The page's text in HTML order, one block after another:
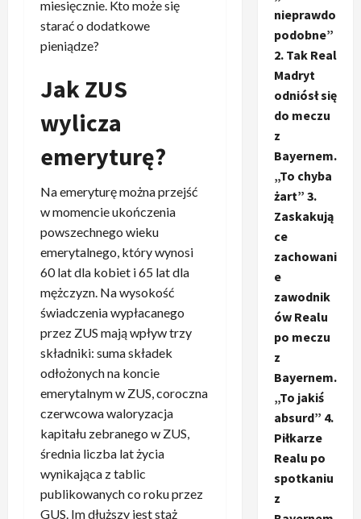
miesięcznie. Kto może się
starać o dodatkowe
pieniądze?
Jak ZUS
wylicza
emeryturę?
Na emeryturę można przejść
w momencie ukończenia
powszechnego wieku
emerytalnego, który wynosi
60 lat dla kobiet i 65 lat dla
mężczyzn. Na wysokość
świadczenia wypłacanego
przez ZUS mają wpływ trzy
składniki: suma składek
odłożonych na koncie
emerytalnym w ZUS, coroczna
czerwcowa waloryzacja
kapitału zebranego w ZUS,
średnia liczba lat życia
wynikająca z tablic
publikowanych co roku przez
GUS. Im dłuższy jest staż
nieprawdo
podobne”
2. Tak Real
Madryt
odniósł się
do meczu
z
Bayernem.
„To chyba
żart” 3.
Zaskakują
ce
zachowani
e
zawodnik
ów Realu
po meczu
z
Bayernem.
„To jakiś
absurd” 4.
Piłkarze
Realu po
spotkaniu
z